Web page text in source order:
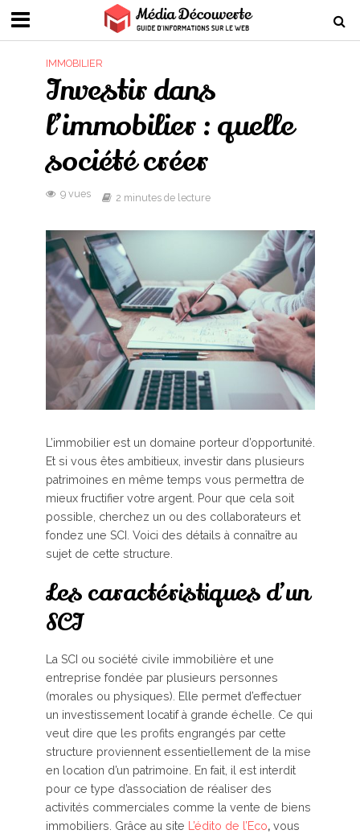
IMMOBILIER
Investir dans
l’immobilier : quelle
société créer
9 vues 2 minutes de lecture
L’immobilier est un domaine porteur d’opportunité.
Et si vous êtes ambitieux, investir dans plusieurs
patrimoines en même temps vous permettra de
mieux fructifier votre argent. Pour que cela soit
possible, cherchez un ou des collaborateurs et
fondez une SCI. Voici des détails à connaître au
sujet de cette structure.
Les caractéristiques d’un
SCI
La SCI ou société civile immobilière et une
entreprise fondée par plusieurs personnes
(morales ou physiques). Elle permet d’effectuer
un investissement locatif à grande échelle. Ce qui
veut dire que les profits engrangés par cette
structure proviennent essentiellement de la mise
en location d’un patrimoine. En fait, il est interdit
pour ce type d’association de réaliser des
activités commerciales comme la vente de biens
immobiliers. Grâce au site
L’édito de l’Eco, vous